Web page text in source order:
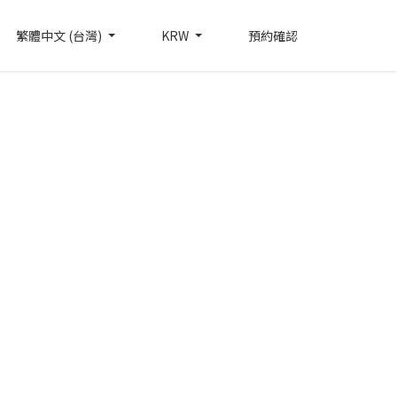
繁體中文 (台灣) KRW 預約確認